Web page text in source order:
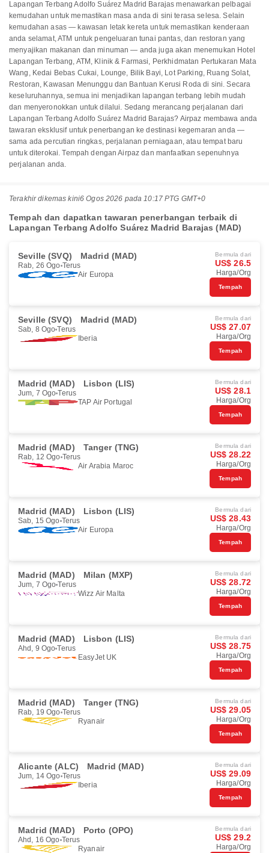
Lapangan Terbang Adolfo Suárez Madrid Barajas menawarkan pelbagai
kemudahan untuk memastikan masa anda di sini terasa selesa. Selain
kemudahan asas — kawasan letak kereta untuk memastikan kenderaan
anda selamat, ATM untuk pengeluaran tunai pantas, dan restoran yang
menyajikan makanan dan minuman — anda juga akan menemukan Hotel
Lapangan Terbang, ATM, Klinik & Farmasi, Perkhidmatan Pertukaran Mata
Wang, Kedai Bebas Cukai, Lounge, Bilik Bayi, Lot Parking, Ruang Solat,
Restoran, Kawasan Menunggu dan Bantuan Kerusi Roda di sini. Secara
keseluruhannya, semua ini menjadikan lapangan terbang lebih mudah
dan menyeronokkan untuk dilalui. Sedang merancang perjalanan dari
Lapangan Terbang Adolfo Suárez Madrid Barajas? Airpaz membawa anda
tawaran eksklusif untuk penerbangan ke destinasi kegemaran anda —
sama ada percutian ringkas, perjalanan perniagaan, atau tempat baru
untuk diterokai. Tempah dengan Airpaz dan manfaatkan sepenuhnya
perjalanan anda.
Terakhir dikemas kini6 Ogos 2026 pada 10:17 PTG GMT+0
Tempah dan dapatkan tawaran penerbangan terbaik di
Lapangan Terbang Adolfo Suárez Madrid Barajas (MAD)
Seville (SVQ) Madrid (MAD)
Rab, 26 Ogo Terus
Air Europa
Bermula dari
US$ 26.5
Harga/Org
Tempah
Seville (SVQ) Madrid (MAD)
Sab, 8 Ogo Terus
Iberia
Bermula dari
US$ 27.07
Harga/Org
Tempah
Madrid (MAD) Lisbon (LIS)
Jum, 7 Ogo Terus
TAP Air Portugal
Bermula dari
US$ 28.1
Harga/Org
Tempah
Madrid (MAD) Tanger (TNG)
Rab, 12 Ogo Terus
Air Arabia Maroc
Bermula dari
US$ 28.22
Harga/Org
Tempah
Madrid (MAD) Lisbon (LIS)
Sab, 15 Ogo Terus
Air Europa
Bermula dari
US$ 28.43
Harga/Org
Tempah
Madrid (MAD) Milan (MXP)
Jum, 7 Ogo Terus
Wizz Air Malta
Bermula dari
US$ 28.72
Harga/Org
Tempah
Madrid (MAD) Lisbon (LIS)
Ahd, 9 Ogo Terus
EasyJet UK
Bermula dari
US$ 28.75
Harga/Org
Tempah
Madrid (MAD) Tanger (TNG)
Rab, 19 Ogo Terus
Ryanair
Bermula dari
US$ 29.05
Harga/Org
Tempah
Alicante (ALC) Madrid (MAD)
Jum, 14 Ogo Terus
Iberia
Bermula dari
US$ 29.09
Harga/Org
Tempah
Madrid (MAD) Porto (OPO)
Ahd, 16 Ogo Terus
Ryanair
Bermula dari
US$ 29.2
Harga/Org